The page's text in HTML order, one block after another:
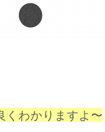
くわかりますよ〜